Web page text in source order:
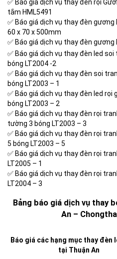
✅ Báo giá dịch vụ thay đèn rọi
tắm HML5491
✅ Báo giá dịch vụ thay đèn gương
60 x 70 x 500mm
✅ Báo giá dịch vụ thay đèn gương
✅ Báo giá dịch vụ thay đèn led soi
bóng LT2004 -2
✅ Báo giá dịch vụ thay đèn soi
bóng LT2003 – 1
✅ Báo giá dịch vụ thay đèn led rọi
bóng LT2003 – 2
✅ Báo giá dịch vụ thay đèn rọi
tường 3 bóng LT2003 – 3
✅ Báo giá dịch vụ thay đèn rọi
5 bóng LT2003 – 5
✅ Báo giá dịch vụ thay đèn rọi
LT2005 – 1
✅ Báo giá dịch vụ thay đèn rọi
LT2004 – 3
Bảng báo giá dịch vụ thay
An –
Báo giá các hạng mục thay đèn
tại Thuận An